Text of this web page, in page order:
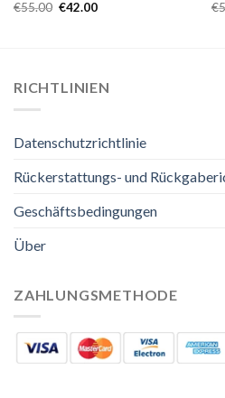
€55.00 €42.00
€
RICHTLINIEN
Datenschutzrichtlinie
Rückerstattungs- und
Geschäftsbedingungen
Über
ZAHLUNGSMETHODE